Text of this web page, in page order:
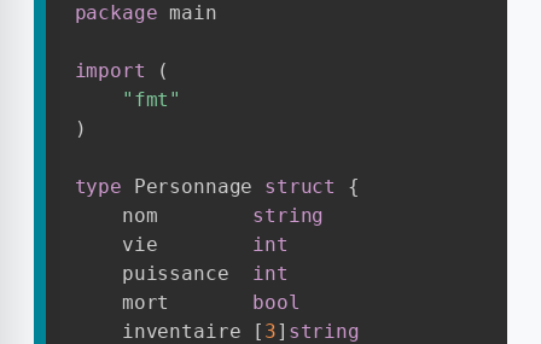
package main
import
(
"fmt"
)
type Personnage struct
{
    nom
string
    vie
int
    puissance
int
    mort
bool
    inventaire
[ 3] string